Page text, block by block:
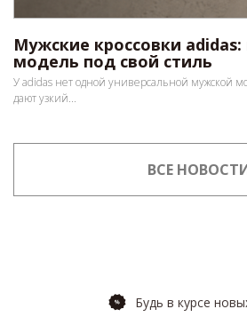
Мужские кроссовки
модель под свой стиль
У adidas нет одной универсальной мужской
дают узкий...
ВСЕ
Будь в курсе